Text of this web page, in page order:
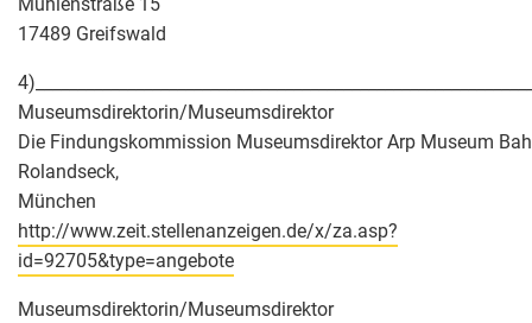
17489 Greifswald
Museumsdirektorin/Museumsdirektor
Die Findungskommission Museumsdirektor Arp Museum
Rolandseck,
München
http://www.zeit.stellenanzeigen.de/x/za.asp?
id=92705&type=angebote
Museumsdirektorin/Museumsdirektor